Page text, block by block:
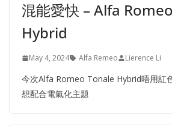
混能愛快 – Alfa
Hybrid
May 4, 2024 Alfa Remeo Lierence Li
今次Alfa Romeo Tonale Hybrid唔用紅
想配合電氣化主題